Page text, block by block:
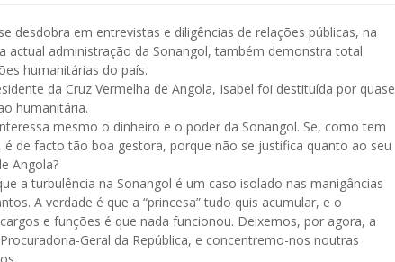
desdobra em entrevistas e diligências de relações públicas, na
actual administração da Sonangol, também demonstra total
humanitárias do país.
da Cruz Vermelha de Angola, Isabel foi destituída por quase
humanitária.
mesmo o dinheiro e o poder da Sonangol. Se, como tem
de facto tão boa gestora, porque não se justifica quanto ao seu
Angola?
a turbulência na Sonangol é um caso isolado nas manigâncias
A verdade é que a “princesa” tudo quis acumular, e o
e funções é que nada funcionou. Deixemos, por agora, a
Geral da República, e concentremo-nos noutras